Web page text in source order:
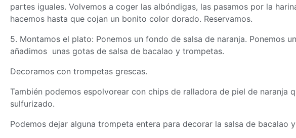
partes iguales. Volvemos a coger las albóndigas, las pasamos por la
hacemos hasta que cojan un bonito color dorado. Reservamos.
5. Montamos el plato: Ponemos un fondo de salsa de naranja. Ponemos
añadimos unas gotas de salsa de bacalao y trompetas.
Decoramos con trompetas grescas.
También podemos espolvorear con chips de ralladora de piel de naranja
sulfurizado.
Podemos dejar alguna trompeta entera para decorar la salsa de bacalao